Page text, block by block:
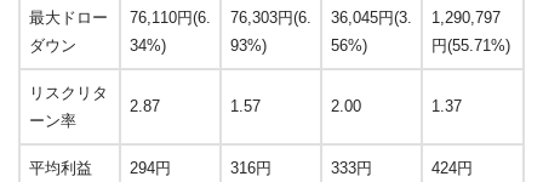
最大ドロー
ダウン
76,110円(6.
34%)
76,303円(6.
93%)
36,045円(3.
56%)
1,290,797
円(55.71%)
リスクリタ
ーン率
2.87 1.57 2.00 1.37
平均利益 294円 316円 333円 424円